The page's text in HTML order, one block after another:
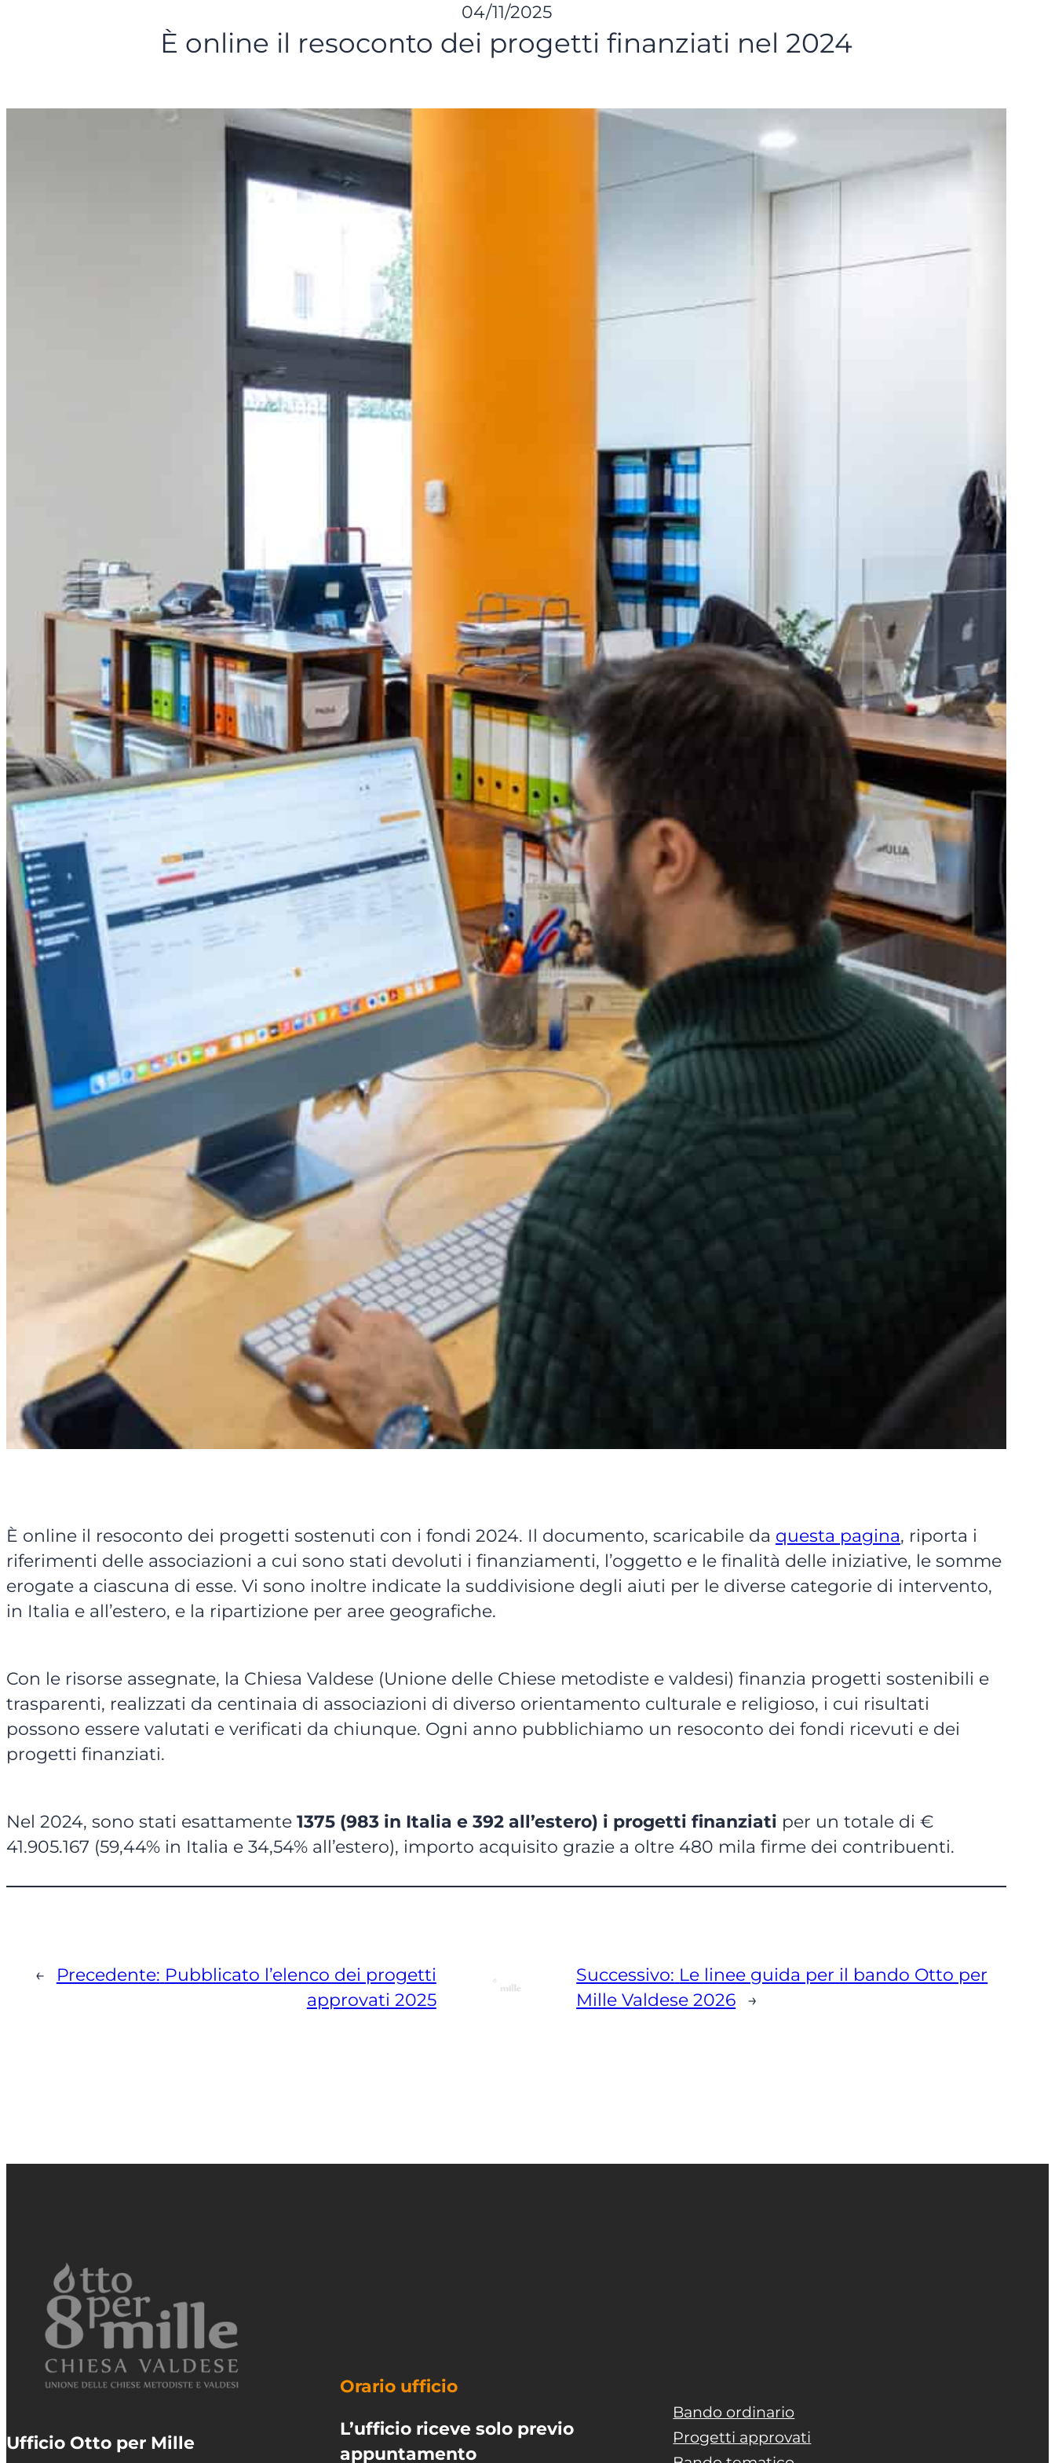
04/11/2025
È online il resoconto dei progetti finanziati nel 2024
È online il resoconto dei progetti sostenuti con i fondi 2024. Il documento, scaricabile da questa pagina, riporta i
riferimenti delle associazioni a cui sono stati devoluti i finanziamenti, l’oggetto e le finalità delle iniziative, le somme
erogate a ciascuna di esse. Vi sono inoltre indicate la suddivisione degli aiuti per le diverse categorie di intervento,
in Italia e all’estero, e la ripartizione per aree geografiche.
Con le risorse assegnate, la Chiesa Valdese (Unione delle Chiese metodiste e valdesi) finanzia progetti sostenibili e
trasparenti, realizzati da centinaia di associazioni di diverso orientamento culturale e religioso, i cui risultati
possono essere valutati e verificati da chiunque. Ogni anno pubblichiamo un resoconto dei fondi ricevuti e dei
progetti finanziati.
Nel 2024, sono stati esattamente 1375 (983 in Italia e 392 all’estero) i progetti finanziati per un totale di €
41.905.167 (59,44% in Italia e 34,54% all’estero), importo acquisito grazie a oltre 480 mila firme dei contribuenti.
← Precedente: Pubblicato l’elenco dei progetti
approvati 2025
Successivo: Le linee guida per il bando Otto per
Mille Valdese 2026 →
Ufficio Otto per Mille
Orario ufficio
L’ufficio riceve solo previo
appuntamento
Bando ordinario
Progetti approvati